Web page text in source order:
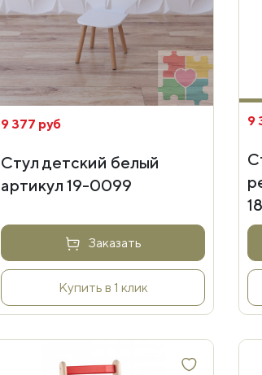
9 377 руб
Стул детский белый
артикул 19-0099
Заказать
Купить в 1 клик
9